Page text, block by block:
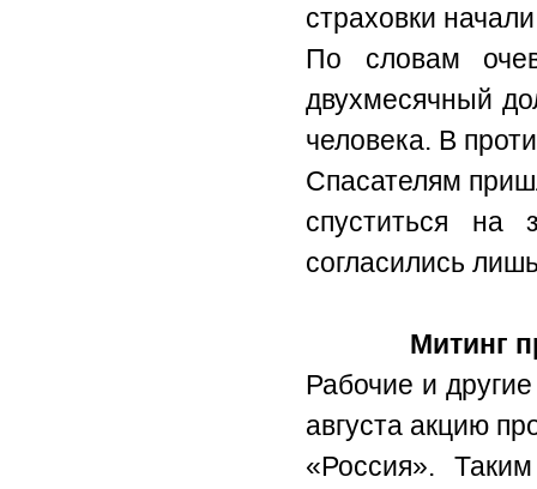
страховки
По словам
двухмесячный
человека. В
Спасателям
спуститься на
согласились
Митинг
Рабочие и
августа акцию
«Россия».